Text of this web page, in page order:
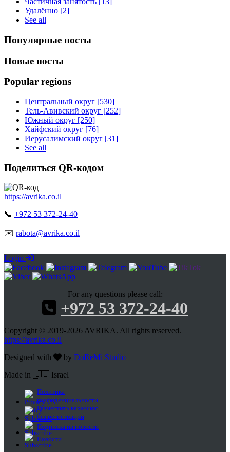
Удалённо [2]
See all
Популярные посты
Новые посты
Popular regions
Центральный округ [530]
Тель-Авивский округ [252]
Южный округ [250]
Хайфский округ [76]
Иерусалимский округ [31]
See all
Поделиться QR-кодом
https://avrika.co.il
📞 +972 53 372-24-40
✉️ rabota@avrika.co.il
Login
For any questions please call:
+972 53 372-24-40
Copyright © 2019-2026 AVRIKA. All rights reserved.
https://avrika.co.il
Designed with
by DoReMi Studio
Made in 🇮🇱 Israel
Политика
конфиденциальности
Разместить вакансию
без регистрации
Подписка на новости
Новости